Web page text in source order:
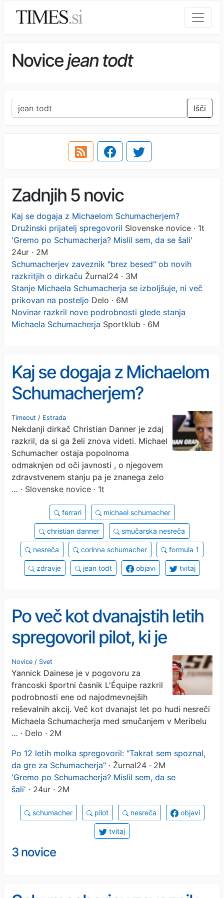
Novicejean todt
Išči
Zadnjih 5 novic
Kaj se dogaja z Michaelom Schumacherjem?
Družinski prijatelj spregovoril Slovenske novice · 1t
'Gremo po Schumacherja? Mislil sem, da se šali'
24ur · 2M
Schumacherjev zaveznik "brez besed" ob novih
razkritjih o dirkaču Žurnal24 · 3M
Stanje Michaela Schumacherja se izboljšuje, ni več
prikovan na posteljo Delo · 6M
Novinar razkril nove podrobnosti glede stanja
Michaela Schumacherja Sportklub · 6M
Kaj se dogaja z Michaelom
Schumacherjem?
Družinski prijatelj
spregovoril
Timeout / Estrada
Nekdanji dirkač Christian Danner je zdaj
razkril, da si ga želi znova videti. Michael
Schumacher ostaja popolnoma
odmaknjen od oči javnosti , o njegovem
zdravstvenem stanju pa je znanega zelo
… · Slovenske novice · 1t
ferrari michael schumacher
christian danner smučarska nesreča
nesreča corinna schumacher formula 1
zdravje jean todt objavi tvitaj
Po več kot dvanajstih letih
spregovoril pilot, ki je
reševal Schumacherja
Novice / Svet
Yannick Dainese je v pogovoru za
francoski športni časnik L'Équipe razkril
podrobnosti ene od najodmevnejših
reševalnih akcij. Več kot dvanajst let po hudi nesreči
Michaela Schumacherja med smučanjem v Meribelu
… · Delo · 2M
Po 12 letih molka spregovoril: "Takrat sem spoznal,
da gre za Schumacherja" · Žurnal24 · 2M
'Gremo po Schumacherja? Mislil sem, da se
šali' · 24ur · 2M
schumacher pilot nesreča objavi
tvitaj
3 novice